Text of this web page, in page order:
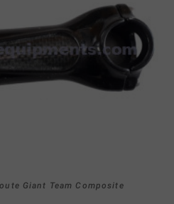
Giant Team Composite